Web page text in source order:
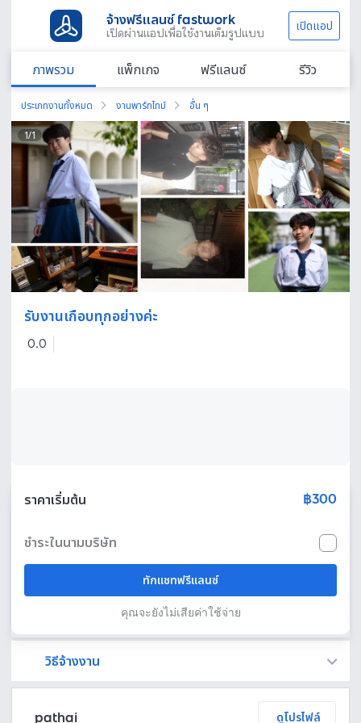
จ้างฟรีแลนซ์ fastwork
เปิดผ่านแอปเพื่อใช้งานเต็มรูปแบบ เปิดแอป
ภาพรวม แพ็กเกจ ฟรีแลนซ์ รีวิว
ประเภทงานทั้งหมด งานพาร์ทไทม์ อื่น ๆ
1/1
รับงานเกือบทุกอย่างค่ะ
0.0
ราคาเริ่มต้น ฿300
ชำระในนามบริษัท
ทักแชทฟรีแลนซ์
คุณจะยังไม่เสียค่าใช้จ่าย
วิธีจ้างงาน
pathai ดูโปรไฟล์